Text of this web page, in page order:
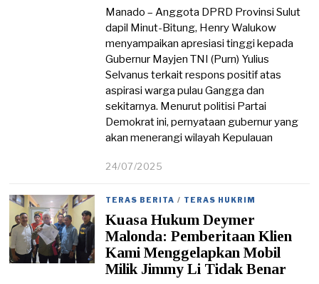
Manado – Anggota DPRD Provinsi Sulut
dapil Minut-Bitung, Henry Walukow
menyampaikan apresiasi tinggi kepada
Gubernur Mayjen TNI (Purn) Yulius
Selvanus terkait respons positif atas
aspirasi warga pulau Gangga dan
sekitarnya. Menurut politisi Partai
Demokrat ini, pernyataan gubernur yang
akan menerangi wilayah Kepulauan
24/07/2025
0
7
2
0
2
TERAS BERITA / TERAS HUKRIM
Kuasa Hukum Deymer
Malonda: Pemberitaan Klien
Kami Menggelapkan Mobil
Milik Jimmy Li Tidak Benar